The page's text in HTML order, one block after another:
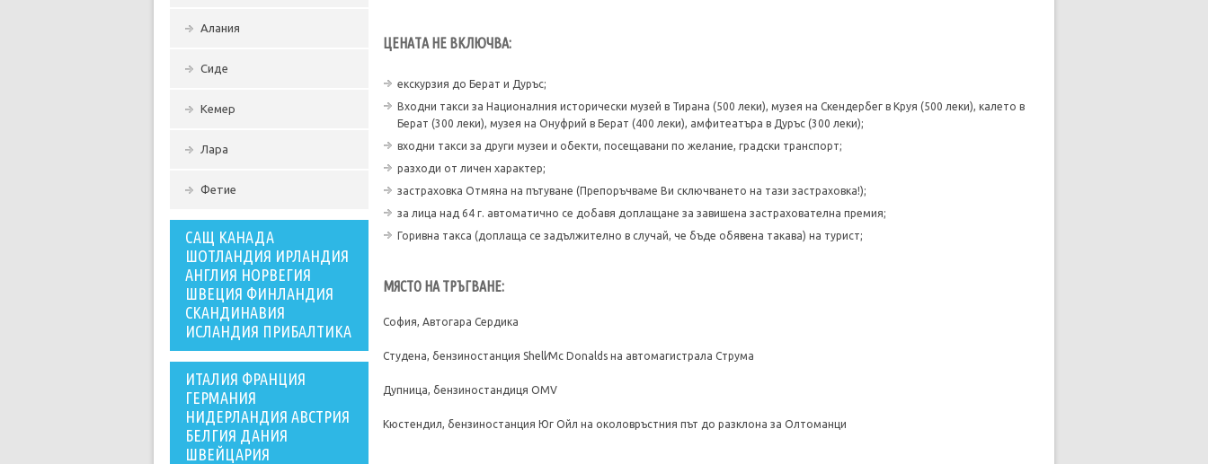
Алания
Сиде
Кемер
Лара
Фетие
САЩ КАНАДА
ШОТЛАНДИЯ ИРЛАНДИЯ
АНГЛИЯ НОРВЕГИЯ
ШВЕЦИЯ ФИНЛАНДИЯ
СКАНДИНАВИЯ
ИСЛАНДИЯ ПРИБАЛТИКА
ИТАЛИЯ ФРАНЦИЯ
ГЕРМАНИЯ
НИДЕРЛАНДИЯ АВСТРИЯ
БЕЛГИЯ ДАНИЯ
ШВЕЙЦАРИЯ
ЦЕНАТА НЕ ВКЛЮЧВА:
екскурзия до Берат и Дуръс;
Входни такси за Националния исторически музей в Тирана (500 леки), музея на Скендербег в Круя (500 леки), калето в
Берат (300 леки), музея на Онуфрий в Берат (400 леки), амфитеатъра в Дуръс (300 леки);
входни такси за други музеи и обекти, посещавани по желание, градски транспорт;
разходи от личен характер;
застраховка Отмяна на пътуване (Препоръчваме Ви сключването на тази застраховка!);
за лица над 64 г. автоматично се добавя доплащане за завишена застрахователна премия;
Горивна такса (доплаща се задължително в случай, че бъде обявена такава) на турист;
МЯСТО НА ТРЪГВАНЕ:
София, Автогара Сердика
Студена, бензиностанция Shell∕Mc Donalds на автомагистрала Струма
Дупница, бензиностандиця OMV
Кюстендил, бензиностанция Юг Ойл на околовръстния път до разклона за Олтоманци